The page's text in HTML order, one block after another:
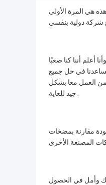
هي المرة الأولى
أعلم أننا كنا صعبًا
في حل جميع
العمل معا بشكل
جيد للغاية.
مقارنة بمضخات
وأمل في الحصول